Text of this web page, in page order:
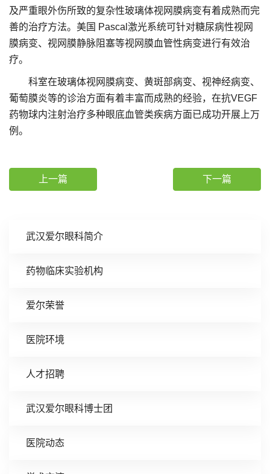
武汉爱尔眼科简介
药物临床实验机构
爱尔荣誉
医院环境
人才招聘
武汉爱尔眼科博士团
医院动态
及严重眼外伤所致的复杂性玻璃体视网膜病变有着成熟而完
善的治疗方法。美国 Pascal激光系统可针对糖尿病性视网
膜病变、视网膜静脉阻塞等视网膜血管性病变进行有效治
疗。
科室在玻璃体视网膜病变、黄斑部病变、视神经病变、
葡萄膜炎等的诊治方面有着丰富而成熟的经验，在抗VEGF
药物球内注射治疗多种眼底血管类疾病方面已成功开展上万
例。
上一篇 下一篇